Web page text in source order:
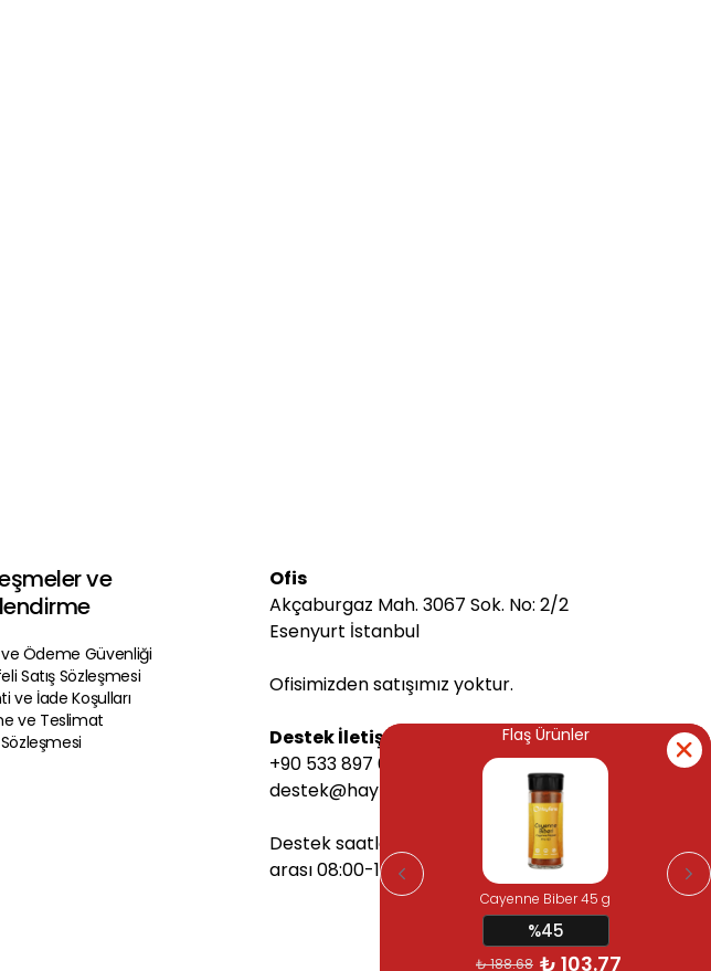
ve
ve Ödeme Güvenliği
Satış Sözleşmesi
ve İade Koşulları
ve Teslimat
Ofis
Akçaburgaz Mah. 3067 Sok. No: 2/2
Esenyurt İstanbul
Ofisimizden satışımız yoktur.
Destek İletişim Bilgileri
+90 533 897 6068
destek@hayfene.com
Destek saatlerimiz Pazartesi-Cuma
arası 08:00-17:00 arasındadır.
Flaş Ürünler
Cayenne Biber 45 g
%45
₺ 188.68 ₺ 103.77
Flaş Ürünler
Cayenne Biber 45 g
%45
₺ 188.68 ₺ 103.77